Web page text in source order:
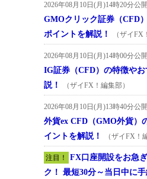
2026年08月10日(月)14時20分公開
GMOクリック証券（CFD
ポイントを解説！
（ザイFX
2026年08月10日(月)14時00分公開
IG証券（CFD）の特徴や
説！
（ザイFX！編集部）
2026年08月10日(月)13時40分公開
外貨ex CFD（GMO外貨）
イントを解説！
（ザイFX！
注目！
FX口座開設をお急
ク！ 最短30分～当日中に